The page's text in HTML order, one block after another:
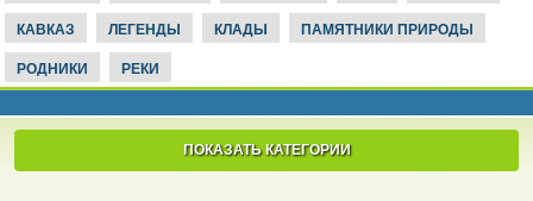
КАВКАЗ ЛЕГЕНДЫ КЛАДЫ ПАМЯТНИКИ ПРИРОДЫ
РОДНИКИ РЕКИ
ПОКАЗАТЬ КАТЕГОРИИ